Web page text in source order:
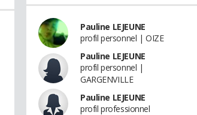
Pauline LEJEUNE
profil personnel | OIZE
Pauline LEJEUNE
profil personnel |
GARGENVILLE
Pauline LEJEUNE
profil professionnel